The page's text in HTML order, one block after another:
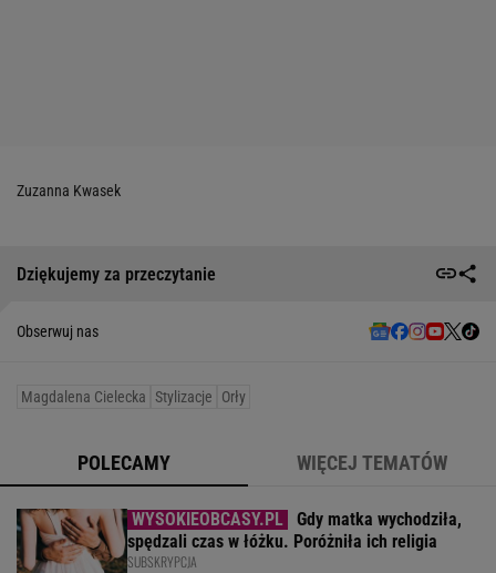
Zuzanna Kwasek
Dziękujemy za przeczytanie
Obserwuj nas
Magdalena Cielecka Stylizacje Orły
POLECAMY WIĘCEJ TEMATÓW
Gdy matka wychodziła,
spędzali czas w łóżku. Poróżniła ich religia
SUBSKRYPCJA